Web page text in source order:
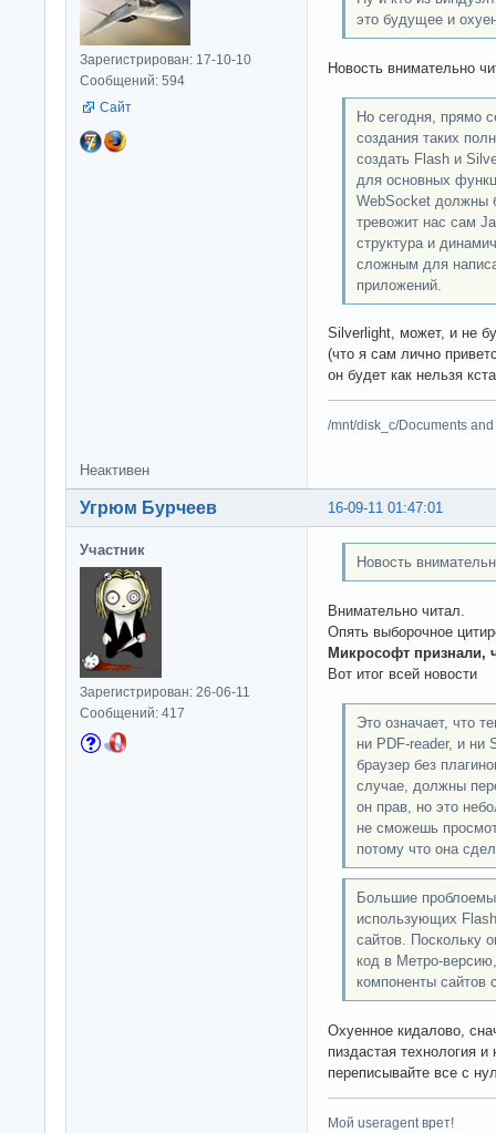
Зарегистрирован: 17-10-10
Сообщений: 594
Сайт
это будущее и
Новость внимательно
Но сегодня, прямо
создания таких
создать Flash и
для основных
WebSocket должны
тревожит нас сам
структура и
сложным для
приложений.
Silverlight, может, и не
(что я сам лично
он будет как нельзя
/mnt/disk_c/Documents
Неактивен
16-09-11 01:47:01
Угрюм Бурчеев
Участник
Зарегистрирован: 26-06-11
Сообщений: 417
Новость
Внимательно читал.
Опять выборочное
Микрософт признали,
Вот итог всей новости
Это означает, что
ни PDF-reader, и ни
браузер без
случае, должны
он прав, но это
не сможешь
потому что она
Большие
использующих
сайтов. Поскольку
код в Метро-
компоненты сайтов
Охуенное кидалово,
пиздастая технология
переписывайте все с
Мой useragent врет!